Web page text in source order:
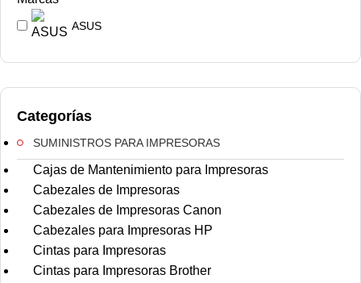
ASUS
Categorías
SUMINISTROS PARA IMPRESORAS
Cajas de Mantenimiento para Impresoras
Cabezales de Impresoras
Cabezales de Impresoras Canon
Cabezales para Impresoras HP
Cintas para Impresoras
Cintas para Impresoras Brother